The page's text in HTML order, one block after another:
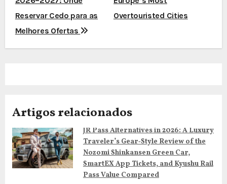
v
e
g
ã
o
d
Reservar Cedo para as
Melhores Ofertas
Overtouristed Cities
Artigos relacionados
JR Pass Alternatives in 2026: A Luxury
Traveler’s Gear‑Style Review of the
Nozomi Shinkansen Green Car,
SmartEX App Tickets, and Kyushu Rail
Pass Value Compared